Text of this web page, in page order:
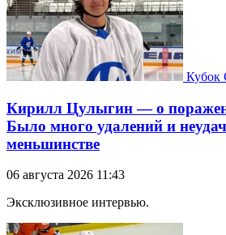
Кубок
Кирилл Цулыгин — о
Было много удалений и
меньшинстве
06 августа 2026 11:43
Эксклюзивное интервью.